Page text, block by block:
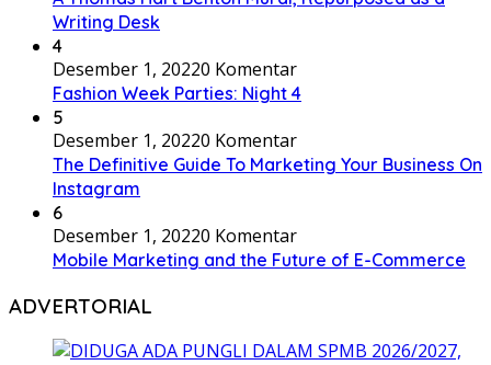
Writing Desk
4
Desember 1, 20220 Komentar
Fashion Week Parties: Night 4
5
Desember 1, 20220 Komentar
The Definitive Guide To Marketing Your Business On
Instagram
6
Desember 1, 20220 Komentar
Mobile Marketing and the Future of E-Commerce
ADVERTORIAL